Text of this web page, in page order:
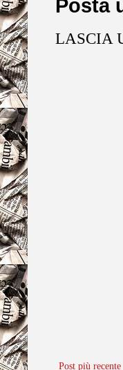
Posta
LASCIA
Post più recente